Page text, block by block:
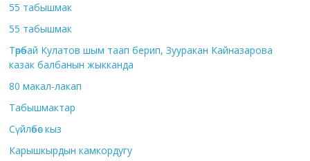
55 табышмак
55 табышмак
Төрөбай Кулатов шым таап берип, Зууракан Кайназарова
казак балбанын жыкканда
80 макал-лакап
Табышмактар
Сүйлөбөс кыз
Карышкырдын камкордугу